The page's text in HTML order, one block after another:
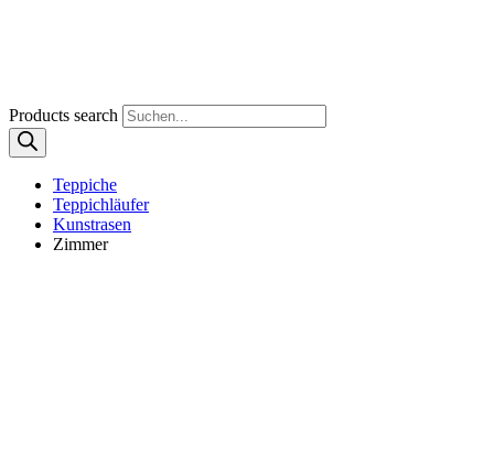
Products search
Teppiche
Teppichläufer
Kunstrasen
Zimmer